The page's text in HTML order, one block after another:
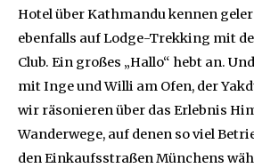
Hotel über Kathmandu kennen
ebenfalls auf Lodge-Trekking mit
Club. Ein großes „Hallo“ hebt an.
mit Inge und Willi am Ofen, der
wir räsonieren über das Erlebnis
Wanderwege, auf denen so viel
den Einkaufsstraßen Münchens